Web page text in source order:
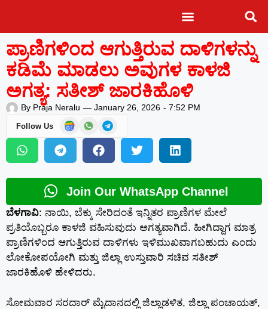
ಪ್ರಾಣಿಗಳಿಂದ ಆಗುತ್ತಿರುವ ದಾಳಿಗಳನ್ನು
ಕಡಿಮೆ ಮಾಡಲು ಅವುಗಳ ಕಾಳಜಿ
ಅಗತ್ಯ: ಸತೀಶ್ ಜಾರಕಿಹೊಳಿ
By Praja Neralu — January 26, 2026 - 7:52 PM
Follow Us
Join Our WhatsApp Channel
ಬೆಳಗಾವಿ: ನಾಯಿ, ಬೆಕ್ಕು ಸೇರಿದಂತೆ ಇನ್ನಿತರ ಪ್ರಾಣಿಗಳ ಮೇಲೆ
ಪ್ರತಿಯೊಬ್ಬರೂ ಕಾಳಜಿ ವಹಿಸುವುದು ಅಗತ್ಯವಾಗಿದೆ‌. ಹೀಗಿದ್ದಾಗ ಮಾತ್ರ
ಪ್ರಾಣಿಗಳಿಂದ ಆಗುತ್ತಿರುವ ದಾಳಿಗಳು ಇಳಿಮುಖವಾಗಬಹುದು ಎಂದು
ಲೋಕೋಪಯೋಗಿ ಮತ್ತು ಜಿಲ್ಲಾ ಉಸ್ತುವಾರಿ ಸಚಿವ ಸತೀಶ್
ಜಾರಕಿಹೊಳಿ ಹೇಳಿದರು.
ಸೋಮವಾರ ಸರದಾರ್ ಮೈದಾನದಲ್ಲಿ ಜಿಲ್ಲಾಡಳಿತ, ಜಿಲ್ಲಾ ಪಂಚಾಯತ್,